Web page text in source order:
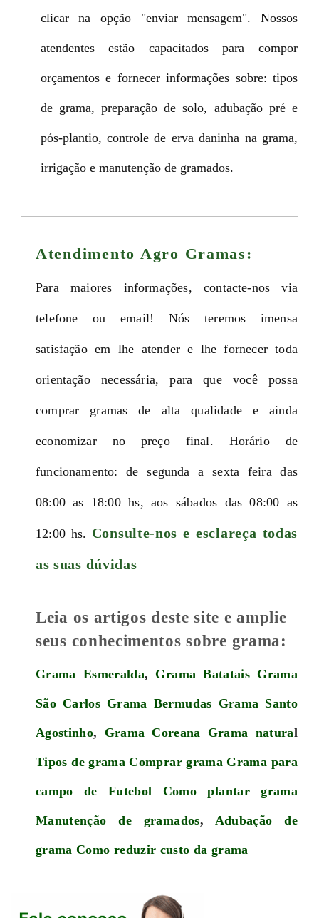
clicar na opção "enviar mensagem". Nossos
atendentes estão capacitados para compor
orçamentos e fornecer informações sobre: tipos
de grama, preparação de solo, adubação pré e
pós-plantio, controle de erva daninha na grama,
irrigação e manutenção de gramados.
Atendimento Agro Gramas:
Para maiores informações, contacte-nos via
telefone ou email! Nós teremos imensa
satisfação em lhe atender e lhe fornecer toda
orientação necessária, para que você possa
comprar gramas de alta qualidade e ainda
economizar no preço final. Horário de
funcionamento: de segunda a sexta feira das
08:00 as 18:00 hs, aos sábados das 08:00 as
12:00 hs. Consulte-nos e esclareça todas
as suas dúvidas
Leia os artigos deste site e amplie
seus conhecimentos sobre grama:
Grama Esmeralda, Grama Batatais Grama
São Carlos Grama Bermudas Grama Santo
Agostinho, Grama Coreana Grama natural
Tipos de grama Comprar grama Grama para
campo de Futebol Como plantar grama
Manutenção de gramados, Adubação de
grama Como reduzir custo da grama